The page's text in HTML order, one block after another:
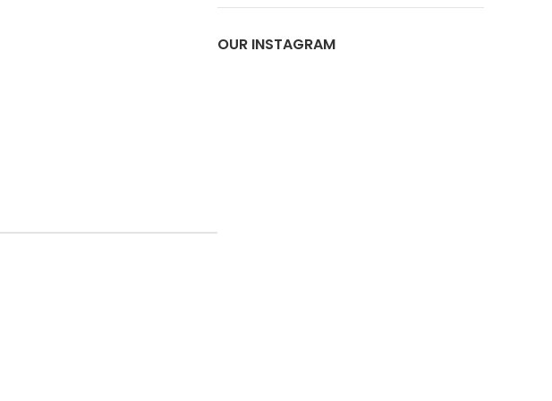
OUR INSTAGRAM